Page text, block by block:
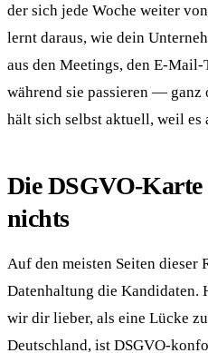
der sich jede Woche weiter
lernt daraus, wie dein
aus den Meetings, den E-
während sie passieren — ganz
hält sich selbst aktuell, weil es
Die DSGVO-Karte
nichts
Auf den meisten Seiten dieser
Datenhaltung die Kandidaten.
wir dir lieber, als eine Lücke
Deutschland, ist DSGVO-